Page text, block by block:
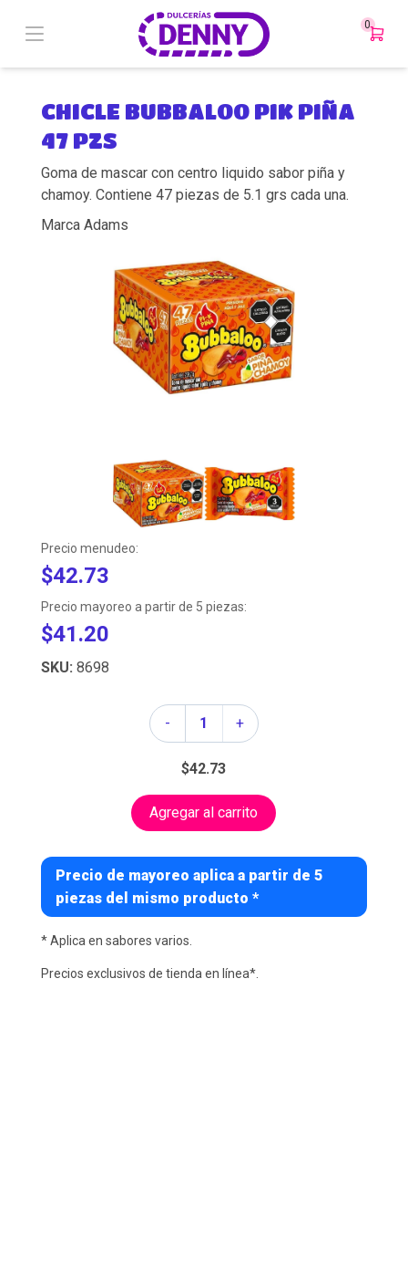
0
CHICLE BUBBALOO PIK PIÑA
47 PZS
Goma de mascar con centro liquido sabor piña y
chamoy. Contiene 47 piezas de 5.1 grs cada una.
Marca Adams
Precio menudeo:
$42.73
Precio mayoreo a partir de 5 piezas:
$41.20
SKU: 8698
-
Cantidad +
$42.73
Agregar al carrito
Precio de mayoreo aplica a partir de 5
piezas del mismo producto *
* Aplica en sabores varios.
Precios exclusivos de tienda en línea*.